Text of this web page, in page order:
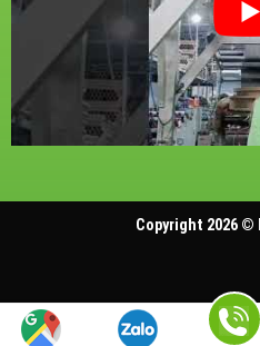
Copyright 2026 ©